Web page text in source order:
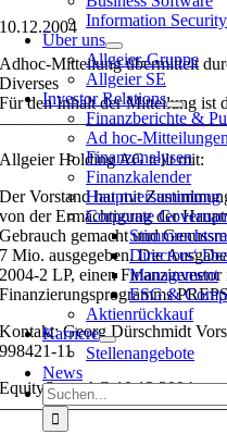
Information Security
Über uns
Allgeier-Gruppe
Allgeier SE
Investor Relations
Finanzberichte &
Ad hoc-Mitteilungen
Finanzanalysen
Finanzkalender
Hauptversammlung
Corporate
Directors‘
Management
ESG &
Aktienrückkauf
Karriere
Stellenangebote
News
Suche
nach:
10.12.2004
Adhoc-Mitteilung übermittelt
Diverses
Für den Inhalt der Mitteilung ist
Allgeier Holding AG teilt mit:
Der Vorstand hat mit
von der Ermächtigung der
Gebrauch gemacht und
7 Mio. ausgegeben. Die
2004-2 LP, einen
Finanzierungsprogramms
Kontakt: Georg Dürschmidt
998421-11
EquityStory AG 10.12.2004